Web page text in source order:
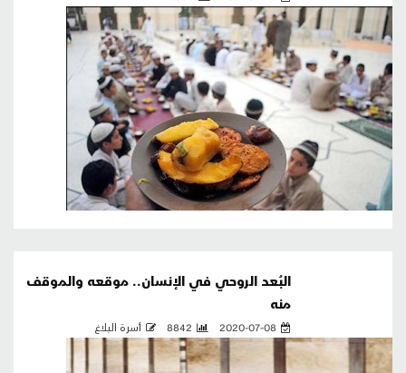
البُعد الروحي في الإنسان.. موقعه والموقف
منه
2020-07-08
8842 أسرة البلاغ